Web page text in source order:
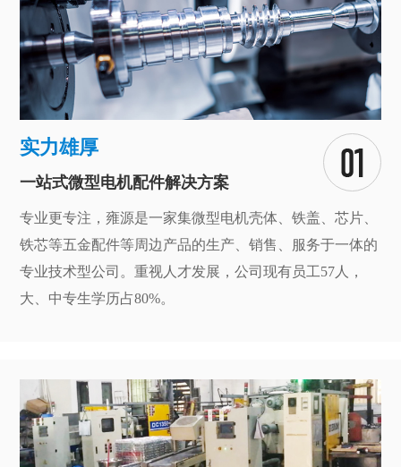
实力雄厚
一站式微型电机配件解决方案
专业更专注，雍源是一家集微型电机壳体、铁盖、芯片、
铁芯等五金配件等周边产品的生产、销售、服务于一体的
专业技术型公司。重视人才发展，公司现有员工57人，
大、中专生学历占80%。